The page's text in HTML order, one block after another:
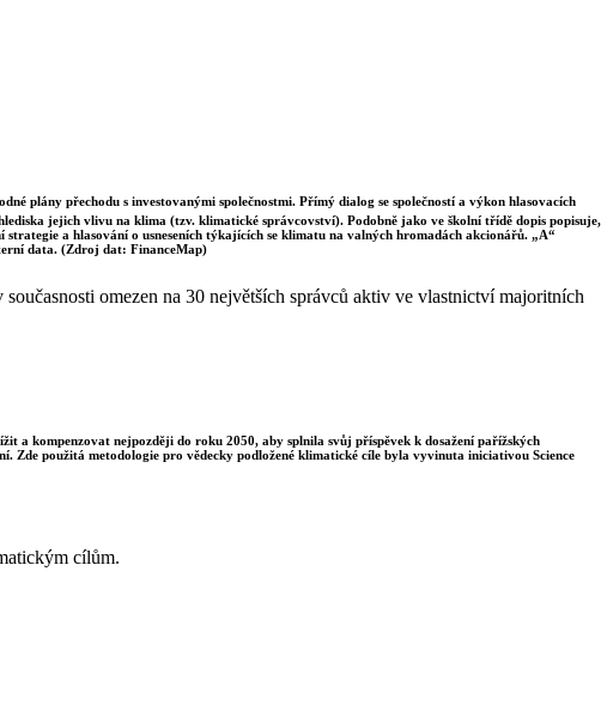
plány přechodu s investovanými společnostmi. Přímý dialog se společností a výkon hlasovacích
jejich vlivu na klima (tzv. klimatické správcovství). Podobně jako ve školní třídě dopis popisuje,
a hlasování o usneseních týkajících se klimatu na valných hromadách akcionářů. „A“
data. (Zdroj dat: FinanceMap)
omezen na 30 největších správců aktiv ve vlastnictví majoritních
a kompenzovat nejpozději do roku 2050, aby splnila svůj příspěvek k dosažení pařížských
Zde použitá metodologie pro vědecky podložené klimatické cíle byla vyvinuta iniciativou Science
cílům.